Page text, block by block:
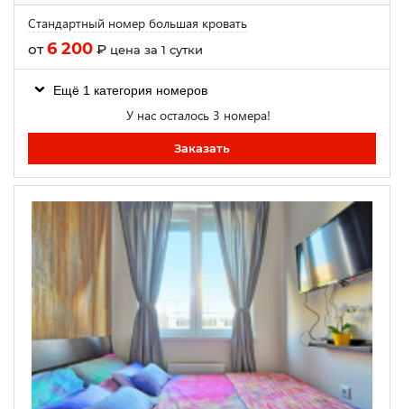
Cтандартный номер большая кровать
от6 200 ₽ цена за 1 сутки
Ещё 1 категория номеров
У нас осталось 3 номера!
Заказать